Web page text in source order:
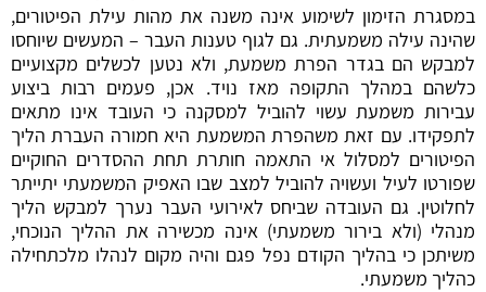
במסגרת הזימון לשימוע אינה משנה את מהות עילת הפיטורים,
שהינה עילה משמעתית. גם לגוף טענות העבר – המעשים שיוחסו
למבקש הם בגדר הפרת משמעת, ולא נטען לכשלים מקצועיים
כלשהם במהלך התקופה מאז נויד. אכן, פעמים רבות ביצוע
עבירות משמעת עשוי להוביל למסקנה כי העובד אינו מתאים
לתפקידו. עם זאת משהפרת המשמעת היא חמורה העברת הליך
הפיטורים למסלול אי התאמה חותרת תחת ההסדרים החוקיים
שפורטו לעיל ועשויה להוביל למצב שבו האפיק המשמעתי יתייתר
לחלוטין. גם העובדה שביחס לאירועי העבר נערך למבקש הליך
מנהלי (ולא בירור משמעתי) אינה מכשירה את ההליך הנוכחי,
משיתכן כי בהליך הקודם נפל פגם והיה מקום לנהלו מלכתחילה
כהליך משמעתי.